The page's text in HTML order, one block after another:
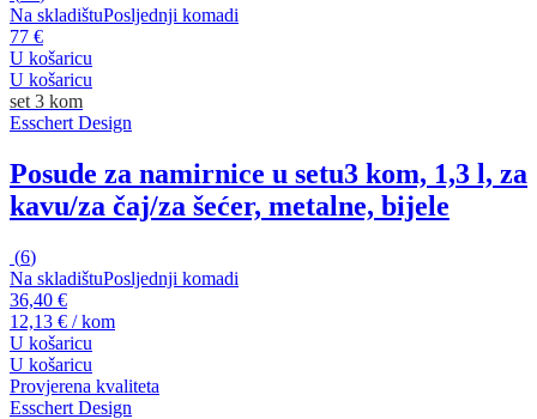
Na skladištuPosljednji komadi
77 €
U košaricu
U košaricu
set 3 kom
Esschert Design
Posude za namirnice u setu3 kom, 1,3 l, za
kavu/za čaj/za šećer, metalne, bijele
(6)
Na skladištuPosljednji komadi
36,40 €
12,13 € / kom
U košaricu
U košaricu
Provjerena kvaliteta
Esschert Design